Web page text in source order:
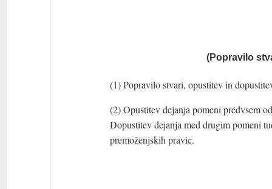
(Popravilo
(1) Popravilo stvari, opustitev in
(2) Opustitev dejanja pomeni predvsem
Dopustitev dejanja med drugim pomeni
premoženjskih pravic.